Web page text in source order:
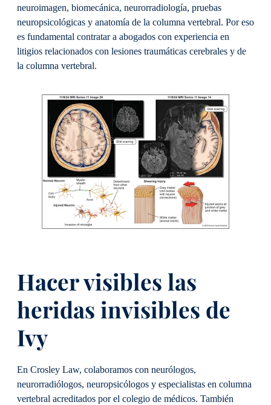
neuroimagen, biomecánica, neurorradiología, pruebas
neuropsicológicas y anatomía de la columna vertebral. Por eso
es fundamental contratar a abogados con experiencia en
litigios relacionados con lesiones traumáticas cerebrales y de
la columna vertebral.
Hacer visibles las
heridas invisibles de
Ivy
En Crosley Law, colaboramos con neurólogos,
neurorradiólogos, neuropsicólogos y especialistas en columna
vertebral acreditados por el colegio de médicos. También